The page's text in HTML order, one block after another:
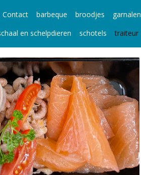
Contact barbeque broodjes garnalen
en schelpdieren schotels traiteur